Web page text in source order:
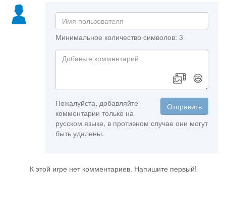
Минимальное количество символов: 3
😄
Отправить
Пожалуйста, добавляйте
комментарии только на
русском языке, в противном случае они могут
быть удалены.
К этой игре нет комментариев. Напишите первый!